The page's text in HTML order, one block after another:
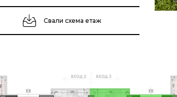
Свали схема етаж